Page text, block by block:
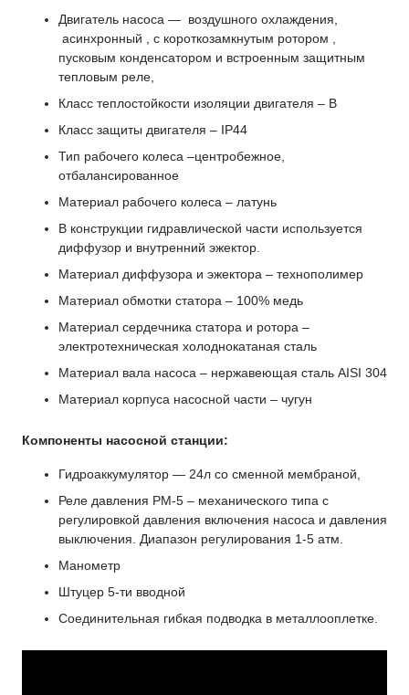
Двигатель насоса — воздушного охлаждения,
асинхронный , с короткозамкнутым ротором ,
пусковым конденсатором и встроенным защитным
тепловым реле,
Класс теплостойкости изоляции двигателя – В
Класс защиты двигателя – IP44
Тип рабочего колеса –центробежное,
отбалансированное
Материал рабочего колеса – латунь
В конструкции гидравлической части используется
диффузор и внутренний эжектор.
Материал диффузора и эжектора – технополимер
Материал обмотки статора – 100% медь
Материал сердечника статора и ротора –
электротехническая холоднокатаная сталь
Материал вала насоса – нержавеющая сталь AISI 304
Материал корпуса насосной части – чугун
Компоненты насосной станции:
Гидроаккумулятор — 24л со сменной мембраной,
Реле давления РМ-5 – механического типа с
регулировкой давления включения насоса и давления
выключения. Диапазон регулирования 1-5 атм.
Манометр
Штуцер 5-ти вводной
Соединительная гибкая подводка в металлооплетке.